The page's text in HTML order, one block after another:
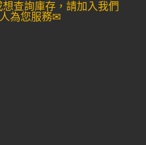
查詢庫存，請加入我們
為您服務✉